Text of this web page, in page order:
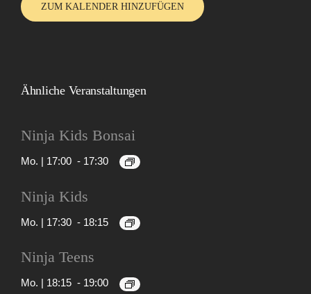
ZUM KALENDER HINZUFÜGEN
Ähnliche Veranstaltungen
Ninja Kids Bonsai
Mo. | 17:00 - 17:30
Ninja Kids
Mo. | 17:30 - 18:15
Ninja Teens
Mo. | 18:15 - 19:00